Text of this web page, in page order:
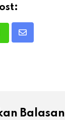
WhatsappShare
Balasan